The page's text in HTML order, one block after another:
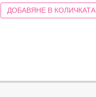
ДОБАВЯНЕ В КОЛИЧКАТА